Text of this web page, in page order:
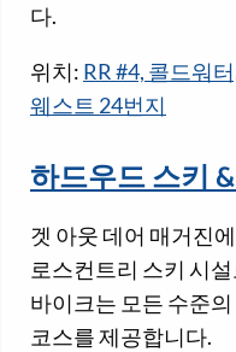
다.
위치: RR #4, 콜드워
웨스트 24번지
하드우드 스키
겟 아웃 데어 매거진
로스컨트리 스키 시
바이크는 모든 수준
코스를 제공합니다.